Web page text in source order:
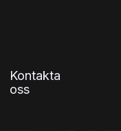
Kontakta
oss